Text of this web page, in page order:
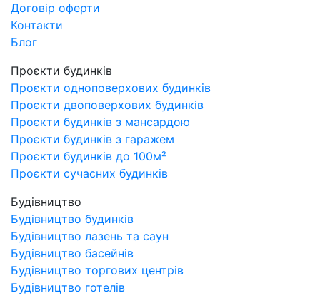
Договір оферти
Контакти
Блог
Проєкти будинків
Проєкти одноповерхових будинків
Проєкти двоповерхових будинків
Проєкти будинків з мансардою
Проєкти будинків з гаражем
Проєкти будинків до 100м²
Проєкти сучасних будинків
Будівництво
Будівництво будинків
Будівництво лазень та саун
Будівництво басейнів
Будівництво торгових центрів
Будівництво готелів